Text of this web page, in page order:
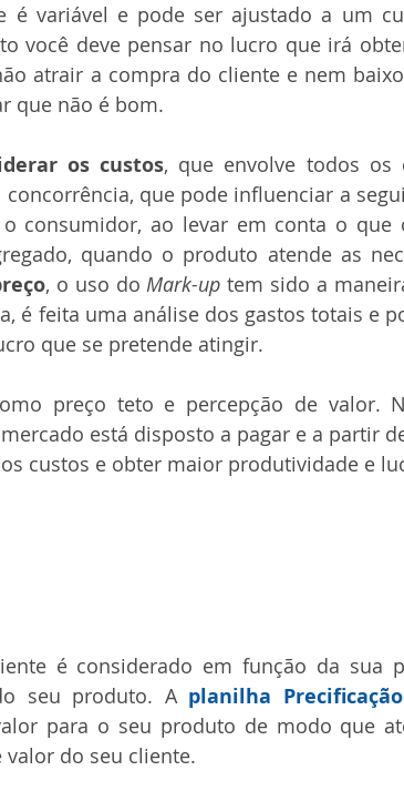
é variável e pode ser ajustado a um
você deve pensar no lucro que irá
atrair a compra do cliente e nem
que não é bom.
os custos, que envolve todos os
que pode influenciar a
consumidor, ao levar em conta o que
quando o produto atende as
, o uso do Mark-up tem sido a
é feita uma análise dos gastos totais e
que se pretende atingir.
preço teto e percepção de valor.
está disposto a pagar e a partir
custos e obter maior produtividade e
é considerado em função da sua
seu produto. A planilha
para o seu produto de modo que
valor do seu cliente.